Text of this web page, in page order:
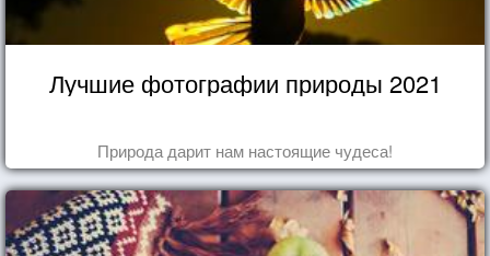
Лучшие фотографии природы 2021
Природа дарит нам настоящие чудеса!